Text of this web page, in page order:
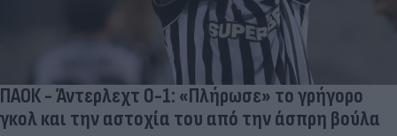
ΠΑΟΚ - Άντερλεχτ 0-1: «Πλήρωσε» το γρήγορο
γκολ και την αστοχία του από την άσπρη βούλα